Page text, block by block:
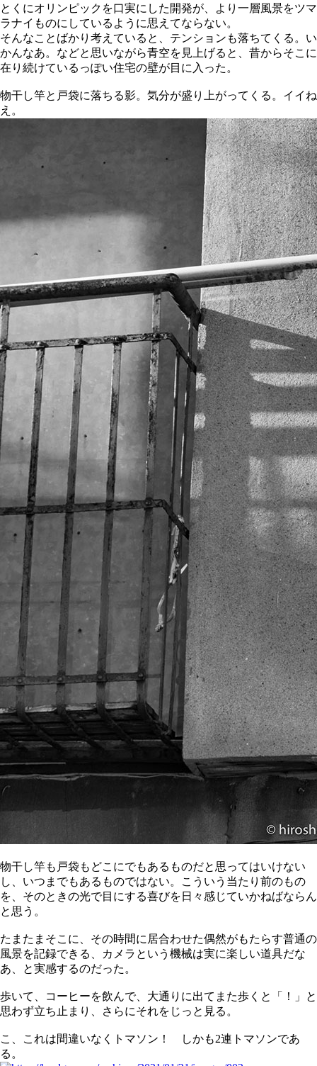
とくにオリンピックを口実にした開発が、より一層風景をツマ
ラナイものにしているように思えてならない。
そんなことばかり考えていると、テンションも落ちてくる。い
かんなあ。などと思いながら青空を見上げると、昔からそこに
在り続けているっぽい住宅の壁が目に入った。
物干し竿と戸袋に落ちる影。気分が盛り上がってくる。イイね
え。
物干し竿も戸袋もどこにでもあるものだと思ってはいけない
し、いつまでもあるものではない。こういう当たり前のもの
を、そのときの光で目にする喜びを日々感じていかねばならん
と思う。
たまたまそこに、その時間に居合わせた偶然がもたらす普通の
風景を記録できる、カメラという機械は実に楽しい道具だな
あ、と実感するのだった。
歩いて、コーヒーを飲んで、大通りに出てまた歩くと「！」と
思わず立ち止まり、さらにそれをじっと見る。
こ、これは間違いなくトマソン！ しかも2連トマソンであ
る。